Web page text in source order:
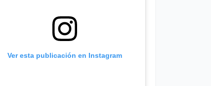
Ver esta publicación en Instagram